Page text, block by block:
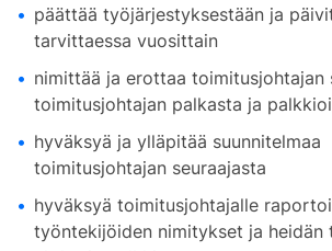
päättää työjärjestyksestään ja
tarvittaessa vuosittain
nimittää ja erottaa toimitusjohtajan
toimitusjohtajan palkasta ja
hyväksyä ja ylläpitää suunnitelmaa
toimitusjohtajan seuraajasta
hyväksyä toimitusjohtajalle
työntekijöiden nimitykset ja heidän